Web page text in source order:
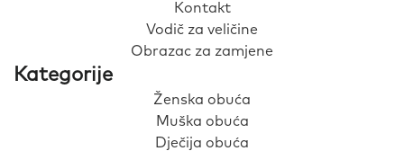
Kontakt
Vodič za veličine
Obrazac za zamjene
Kategorije
Ženska obuća
Muška obuća
Dječija obuća